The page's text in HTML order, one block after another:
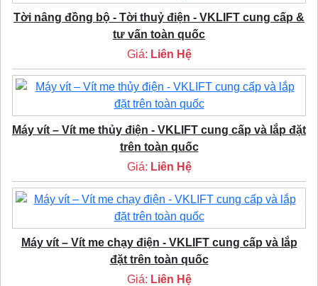
Tời nâng đồng bộ - Tời thuỷ điện - VKLIFT cung cấp &
tư vấn toàn quốc
Giá: Liên Hệ
Máy vít – Vít me thủy điện - VKLIFT cung cấp và lắp đặt
trên toàn quốc
Giá: Liên Hệ
Máy vít – Vít me chạy điện - VKLIFT cung cấp và lắp
đặt trên toàn quốc
Giá: Liên Hệ